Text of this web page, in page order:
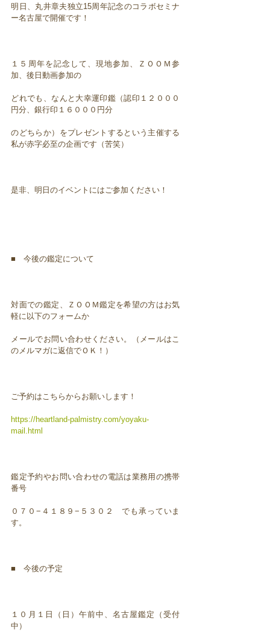
明日、丸井章夫独立15周年記念のコラボセミナ
ー名古屋で開催です！
１５周年を記念して、現地参加、ＺＯＯＭ参
加、後日動画参加の
どれでも、なんと大幸運印鑑（認印１２０００
円分、銀行印１６０００円分
のどちらか）をプレゼントするという主催する
私が赤字必至の企画です（苦笑）
是非、明日のイベントにはご参加ください！
■ 今後の鑑定について
対面での鑑定、ＺＯＯＭ鑑定を希望の方はお気
軽に以下のフォームか
メールでお問い合わせください。（メールはこ
のメルマガに返信でＯＫ！）
ご予約はこちらからお願いします！
https://heartland-palmistry.com/yoyaku-
mail.html
鑑定予約やお問い合わせの電話は業務用の携帯
番号
０７０−４１８９−５３０２ でも承っていま
す。
■ 今後の予定
１０月１日（日）午前中、名古屋鑑定（受付
中）